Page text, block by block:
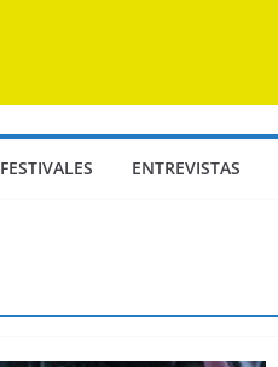
FESTIVALES ENTREVISTAS